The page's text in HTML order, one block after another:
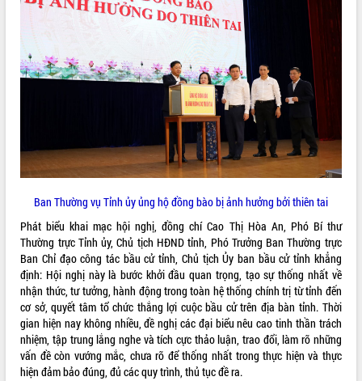
Khám bệnh, cấp phát thuốc miễn phí
Hội nghị UBND tỉnh Đắk Lắk thường kỳ
tháng 7/2026
Lễ truy tặng danh hiệu “Bà Mẹ Việt
vụ 6 tháng cuối năm 2026
Kỳ họp thứ Hai, Hội đồng nhân dân
quan trọng
Bí thư Tỉnh ủy Lương Nguyễn Minh
Triết thăm, tặng quà người có công với
cách mạng
Rà soát, hoàn thiện hệ thống thiết chế
văn hóa, thể thao đáp ứng yêu cầu
phát triển mới
Thường trực HĐND tỉnh Đắk Lắk gặp
mặt Đoàn chuyên gia y tế TP. Hồ Chí
Minh
LIÊN KẾT WEB
THỐNG KÊ TRUY CẬP
Hôm nay:
26870
Ban Thường vụ Tỉnh ủy ủng hộ đồng bào bị ảnh hưởng bởi thiên tai
Phát biểu khai mạc hội nghị, đồng chí Cao Thị Hòa An, Phó Bí thư
Thường trực Tỉnh ủy, Chủ tịch HĐND tỉnh, Phó Trưởng Ban Thường trực
Ban Chỉ đạo công tác bầu cử tỉnh, Chủ tịch Ủy ban bầu cử tỉnh khẳng
định: Hội nghị này là bước khởi đầu quan trọng, tạo sự thống nhất về
nhận thức, tư tưởng, hành động trong toàn hệ thống chính trị từ tỉnh đến
cơ sở, quyết tâm tổ chức thắng lợi cuộc bầu cử trên địa bàn tỉnh. Thời
gian hiện nay không nhiều, đề nghị các đại biểu nêu cao tinh thần trách
nhiệm, tập trung lắng nghe và tích cực thảo luận, trao đổi, làm rõ những
vấn đề còn vướng mắc, chưa rõ để thống nhất trong thực hiện và thực
hiện đảm bảo đúng, đủ các quy trình, thủ tục đề ra.